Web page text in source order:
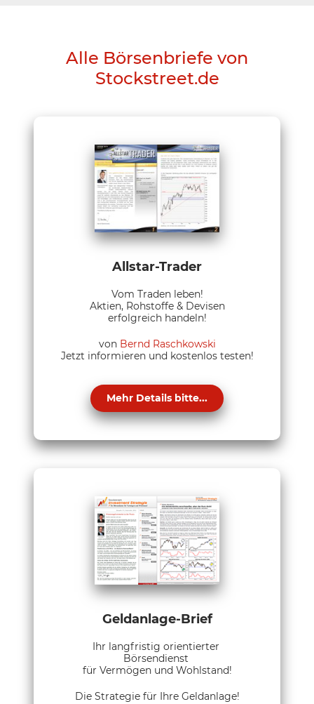
Alle Börsenbriefe von
Stockstreet.de
Allstar-Trader
Vom Traden leben!
Aktien, Rohstoffe & Devisen
erfolgreich handeln!
von Bernd Raschkowski
Jetzt informieren und kostenlos testen!
Mehr Details bitte...
Geldanlage-Brief
Ihr langfristig orientierter
Börsendienst
für Vermögen und Wohlstand!
Die Strategie für Ihre Geldanlage!